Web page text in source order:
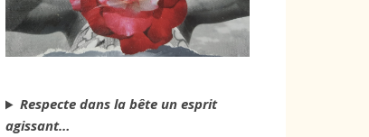
Respecte dans la bête un esprit
agissant…